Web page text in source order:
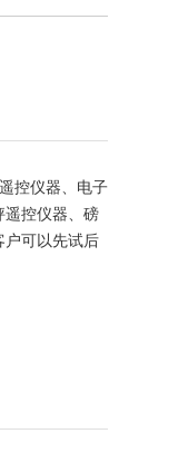
控仪器、电子
遥控仪器、磅
户可以先试后